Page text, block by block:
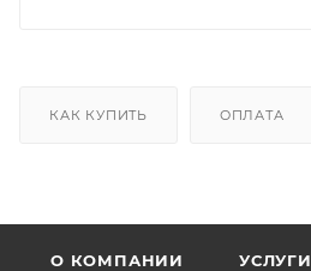
КАК КУПИТЬ ОПЛАТА
О КОМПАНИИ УСЛУГИ